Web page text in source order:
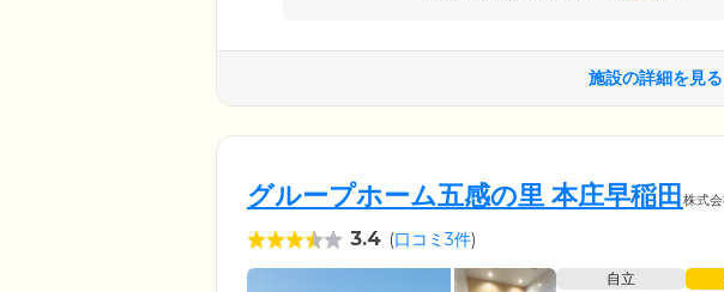
施設の詳細を見る
グループホーム五感の里 本庄早稲田 株式
3.4 (口コミ3件)
自立